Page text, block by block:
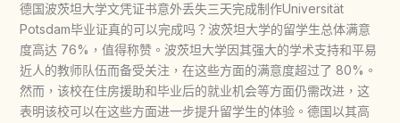
德国波茨坦大学文凭证书意外丢失三天完成制作Universität
Potsdam毕业证真的可以完成吗？波茨坦大学的留学生总体满意
度高达 76%，值得称赞。波茨坦大学因其强大的学术支持和平易
近人的教师队伍而备受关注，在这些方面的满意度超过了 80%。
然而，该校在住房援助和毕业后的就业机会等方面仍需改进，这
表明该校可以在这些方面进一步提升留学生的体验。德国以其高